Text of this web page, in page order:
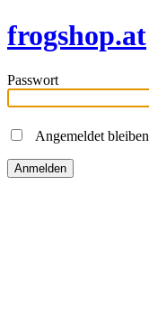
frogshop.at
Passwort
Angemeldet bleiben